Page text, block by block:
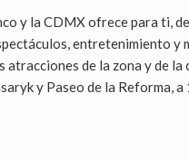
y la CDMX ofrece para ti,
entretenimiento y
de la zona y de la
y Paseo de la Reforma,